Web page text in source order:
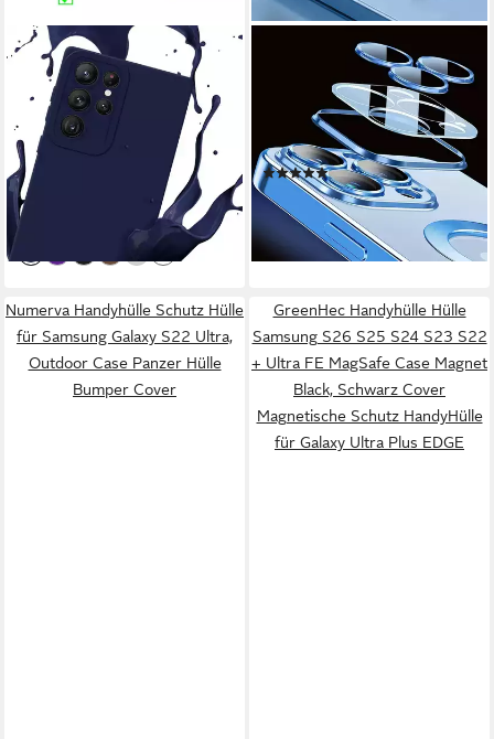
CADORABO
Handyhülle für Samsung
Galaxy S22 ULTRA Hülle
Samsung Galaxy S22 ULTRA,
Hülle Schutzhülle TPU Silikon
Case Cover
13,99 €
-18%
lieferbar - in 3-4 Werktagen bei dir
Handyhülle Magsafe Handy
Hülle für Samsung Galaxy S22
Ultra, Schutzhülle TPU Case
Cover Bumper Magsafe
Magnet und
Kameraschutzglas
(5)
9,90 €
lieferbar - in 2-3 Werktagen bei dir
Numerva Handyhülle Schutz Hülle
für Samsung Galaxy S22 Ultra,
Outdoor Case Panzer Hülle
Bumper Cover
GreenHec Handyhülle Hülle
Samsung S26 S25 S24 S23 S22
+ Ultra FE MagSafe Case Magnet
Black, Schwarz Cover
Magnetische Schutz HandyHülle
für Galaxy Ultra Plus EDGE